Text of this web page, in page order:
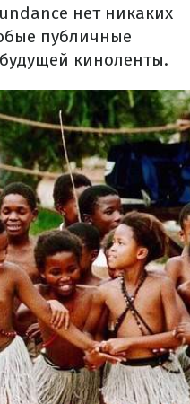
нет никаких
публичные
киноленты.